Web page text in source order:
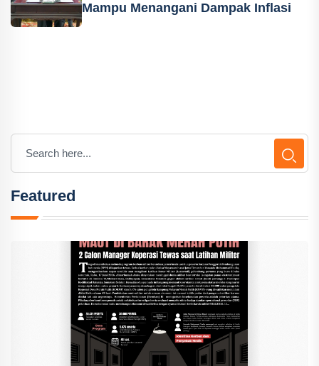
Mampu Menangani Dampak Inflasi
Featured